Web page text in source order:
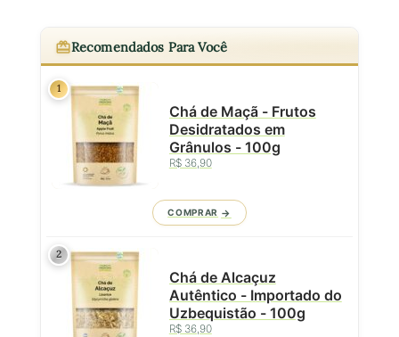
Recomendados Para Você
1
Chá de Maçã - Frutos
Desidratados em
Grânulos - 100g
R$ 36,90
COMPRAR
2
Chá de Alcaçuz
Autêntico - Importado do
Uzbequistão - 100g
R$ 36,90